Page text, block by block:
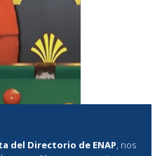
del Directorio de ENAP, nos